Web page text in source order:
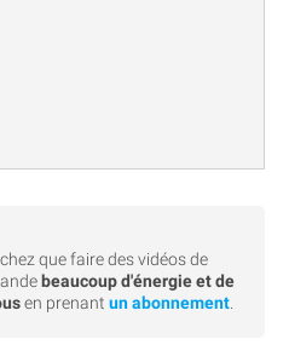
que faire des vidéos de
beaucoup d'énergie et de
en prenant un abonnement